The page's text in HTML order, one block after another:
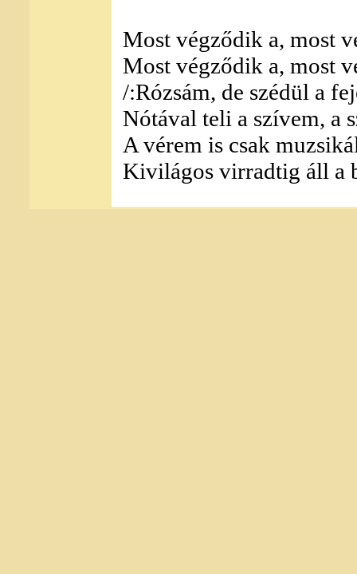
Most végződik a, most
Most végződik a, most
/:Rózsám, de szédül a
Nótával teli a szívem, a
A vérem is csak
Kivilágos virradtig áll a